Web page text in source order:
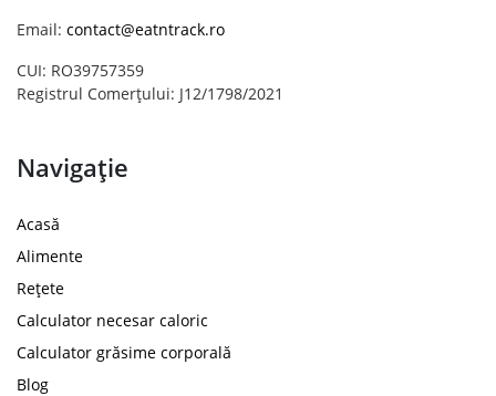
Email: contact@eatntrack.ro
CUI: RO39757359
Registrul Comerțului: J12/1798/2021
Navigație
Acasă
Alimente
Rețete
Calculator necesar caloric
Calculator grăsime corporală
Blog